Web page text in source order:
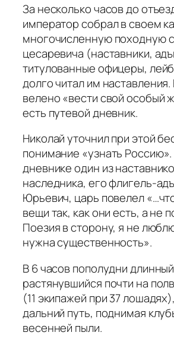
За несколько часов до
император собрал в своем
многочисленную походную
цесаревича (наставники,
титулованные офицеры,
долго читал им
велено «вести свой особый
есть путевой дневник.
Николай уточнил при этой
понимание «узнать Россию».
дневнике один из
наследника, его флигель-
Юрьевич, царь повелел
вещи так, как они есть, а не
Поезия в сторону, я не
нужна существенность».
В 6 часов пополудни
растянувшийся почти на
(11 экипажей при 37
дальний путь, поднимая
весенней пыли.